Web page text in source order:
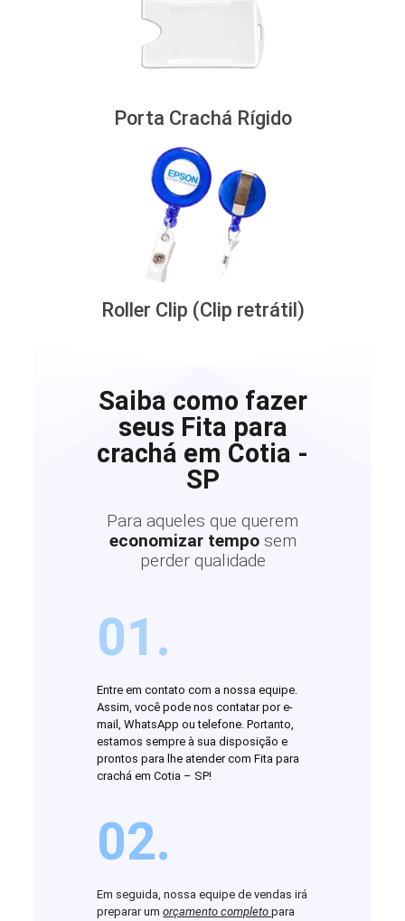
Porta Crachá Rígido
Roller Clip (Clip retrátil)
Saiba como fazer
seus Fita para
crachá em Cotia -
SP
Para aqueles que querem
economizar tempo sem
perder qualidade
01.
Entre em contato com a nossa equipe.
Assim, você pode nos contatar por e-
mail, WhatsApp ou telefone. Portanto,
estamos sempre à sua disposição e
prontos para lhe atender com Fita para
crachá em Cotia – SP!
02.
Em seguida, nossa equipe de vendas irá
preparar umorçamento completopara